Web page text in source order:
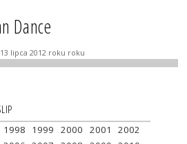
Dance
lipca 2012 roku roku
1998 1999 2000 2001
2002